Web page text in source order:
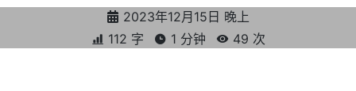
2023年12月15日 晚上
112 字
1 分钟 49 次